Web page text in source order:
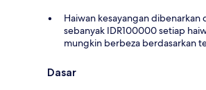
Haiwan kesayangan dibenarkan
sebanyak IDR100000 setiap
mungkin berbeza berdasarkan
Dasar